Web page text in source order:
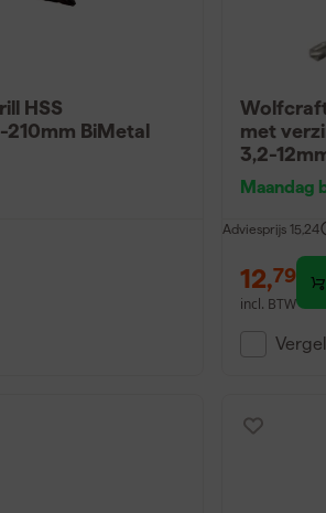
HSS
BiMetal
met
3,2-
Maandag
Adviesprijs 15,24
12,79
incl. BTW